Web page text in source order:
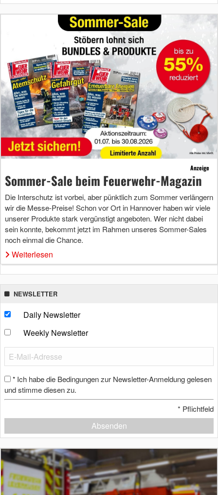
Anzeige
Sommer-Sale beim Feuerwehr-Magazin
Die Interschutz ist vorbei, aber pünktlich zum Sommer verlängern
wir die Messe-Preise! Schon vor Ort in Hannover haben wir viele
unserer Produkte stark vergünstigt angeboten. Wer nicht dabei
sein konnte, bekommt jetzt im Rahmen unseres Sommer-Sales
noch einmal die Chance.
Weiterlesen
NEWSLETTER
Daily Newsletter
Weekly Newsletter
* Ich habe die Bedingungen zur Newsletter-Anmeldung gelesen
und stimme diesen zu.
* Pflichtfeld
Absenden